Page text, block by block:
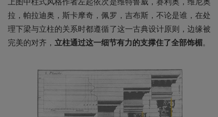
拉，帕拉迪奥，斯卡摩奇，佩罗，吉布斯，不论是谁，在处
理下梁与立柱的关系时都遵循了这一古典设计原则，边缘被
完美的对齐， 立柱通过这一细节有力的支撑住了全部饰楣。